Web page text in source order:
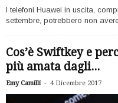
I telefoni Huawei in uscita,
settembre, potrebbero non
Cos’è Swiftkey e
più amata dagli...
Emy Camilli - 4 Dicembre 2017